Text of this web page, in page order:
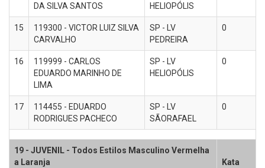
DA SILVA SANTOS
HELIOPÓLIS
15
119300 - VICTOR LUIZ SILVA
CARVALHO
SP - LV
PEDREIRA
0
16
119999 - CARLOS
EDUARDO MARINHO DE
LIMA
SP - LV
HELIOPÓLIS
0
17
114455 - EDUARDO
RODRIGUES PACHECO
SP - LV
SÃORAFAEL
0
19 - JUVENIL - Todos Estilos Masculino Vermelha
a Laranja
Kata